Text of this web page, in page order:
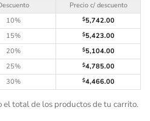
Precio c/ descuento
10% $5,742.00
15% $5,423.00
20% $5,104.00
25% $4,785.00
30% $4,466.00
el total de los productos de tu carrito.